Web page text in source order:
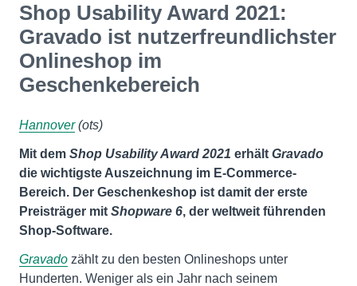
Shop Usability Award 2021:
Gravado ist nutzerfreundlichster
Onlineshop im
Geschenkebereich
Hannover(ots)
Mit dem Shop Usability Award 2021 erhält Gravado
die wichtigste Auszeichnung im E-Commerce-
Bereich. Der Geschenkeshop ist damit der erste
Preisträger mit Shopware 6, der weltweit führenden
Shop-Software.
Gravado zählt zu den besten Onlineshops unter
Hunderten. Weniger als ein Jahr nach seinem